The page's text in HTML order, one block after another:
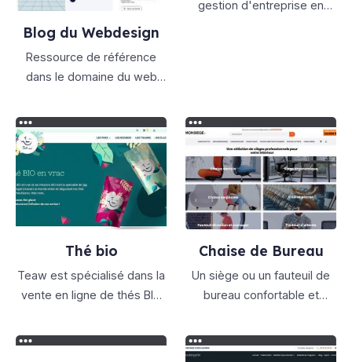
Blog du Webdesign
Ressource de référence
dans le domaine du web
Blog du WebDesign est un
hub d'expertise Internet. Il
propose des articles de
qualités, des boites à outils,
des ressources en lignes,
des tutoriels et des
analyses des dernières
gestion d'entreprise en
Thé bio
Teaw est spécialisé dans la
vente en ligne de thés BIO
le monde entier en
Chaise de Bureau
Un siège ou un fauteuil de
bureau confortable et
travail, vous allez rendre
votre vie au bureau plus